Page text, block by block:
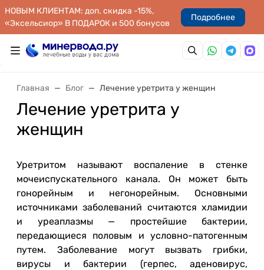
НОВЫМ КЛИЕНТАМ: доп. скидка -15%,
«Эксельсиор» В ПОДАРОК и 500 бонусов
Подробнее
Главная Блог Лечение уретрита у женщин
Лечение уретрита у
женщин
Уретритом называют воспаление в стенке
мочеиспускательного канала. Он может быть
гонорейным и негонорейным. Основными
источниками заболеваний считаются хламидии
и уреаплазмы — простейшие бактерии,
передающиеся половым и условно-патогенным
путем. Заболевание могут вызвать грибки,
вирусы и бактерии (герпес, аденовирус,